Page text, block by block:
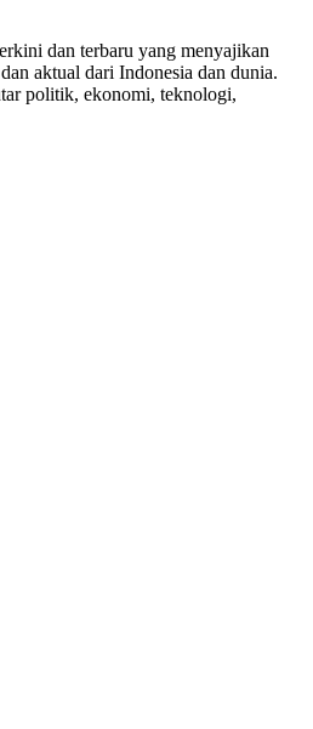
dan terbaru yang menyajikan
aktual dari Indonesia dan dunia.
politik, ekonomi, teknologi,